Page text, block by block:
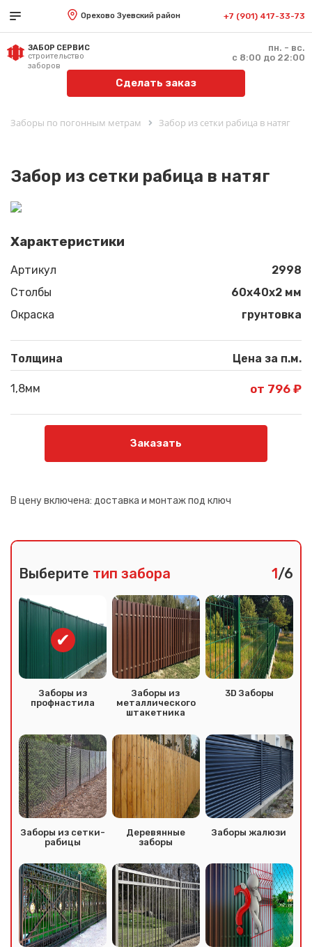
Орехово Зуевский район +7 (901) 417-33-73
ЗАБОР СЕРВИС
строительство
заборов
пн. - вс.
с 8:00 до 22:00
Сделать заказ
Заборы по погонным метрам Забор из сетки рабица в натяг
Забор из сетки рабица в натяг
Характеристики
Артикул
2998
Столбы
60х40х2 мм
Окраска
грунтовка
Толщина Цена за п.м.
1,8мм от 796 ₽
Заказать
В цену включена: доставка и монтаж под ключ
Выберите тип забора 1/6
Заборы из
профнастила
Заборы из
металлического
штакетника
3D Заборы
Заборы из сетки-
рабицы
Деревянные
заборы
Заборы жалюзи